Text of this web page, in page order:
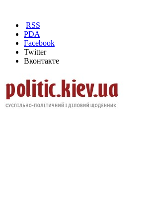
RSS
PDA
Facebook
Twitter
Вконтакте